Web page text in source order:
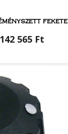
fekete
142 565 Ft